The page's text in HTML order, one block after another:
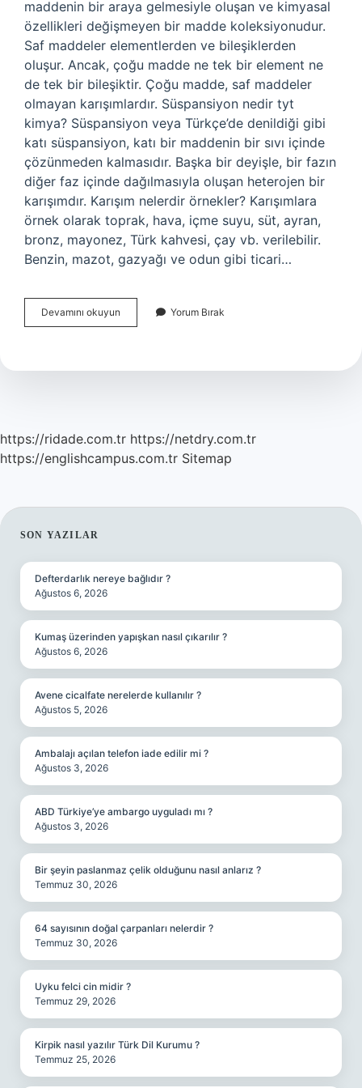
maddenin bir araya gelmesiyle oluşan ve kimyasal
özellikleri değişmeyen bir madde koleksiyonudur.
Saf maddeler elementlerden ve bileşiklerden
oluşur. Ancak, çoğu madde ne tek bir element ne
de tek bir bileşiktir. Çoğu madde, saf maddeler
olmayan karışımlardır. Süspansiyon nedir tyt
kimya? Süspansiyon veya Türkçe’de denildiği gibi
katı süspansiyon, katı bir maddenin bir sıvı içinde
çözünmeden kalmasıdır. Başka bir deyişle, bir fazın
diğer faz içinde dağılmasıyla oluşan heterojen bir
karışımdır. Karışım nelerdir örnekler? Karışımlara
örnek olarak toprak, hava, içme suyu, süt, ayran,
bronz, mayonez, Türk kahvesi, çay vb. verilebilir.
Benzin, mazot, gazyağı ve odun gibi ticari…
Devamını okuyun
Nedir
Yorum Bırak
https://ridade.com.tr https://netdry.com.tr
https://englishcampus.com.tr Sitemap
SIDEBAR
SON YAZILAR
Defterdarlık nereye bağlıdır ?
Ağustos 6, 2026
Kumaş üzerinden yapışkan nasıl çıkarılır ?
Ağustos 6, 2026
Avene cicalfate nerelerde kullanılır ?
Ağustos 5, 2026
Ambalajı açılan telefon iade edilir mi ?
Ağustos 3, 2026
ABD Türkiye’ye ambargo uyguladı mı ?
Ağustos 3, 2026
Bir şeyin paslanmaz çelik olduğunu nasıl anlarız ?
Temmuz 30, 2026
64 sayısının doğal çarpanları nelerdir ?
Temmuz 30, 2026
Uyku felci cin midir ?
Temmuz 29, 2026
Kirpik nasıl yazılır Türk Dil Kurumu ?
Temmuz 25, 2026